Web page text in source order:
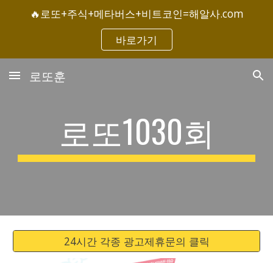
Skip to main content Skip to navigation
🔥로또+주식+메타버스+비트코인=해알사.com
바로가기
로또훈
로또1030회
24시간 각종 광고제휴문의 클릭